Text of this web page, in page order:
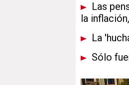
Las
la
La
Sólo